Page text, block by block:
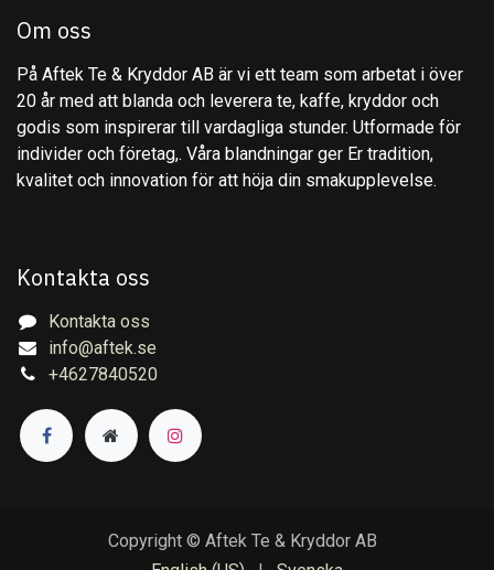
Om oss
På Aftek Te & Kryddor AB är vi ett team som arbetat i över
20 år med att blanda och leverera te, kaffe, kryddor och
godis som inspirerar till vardagliga stunder. Utformade för
individer och företag,. Våra blandningar ger Er tradition,
kvalitet och innovation för att höja din smakupplevelse.
Kontakta oss
Kontakta oss
info@aftek.se
+4627840520
Copyright © Aftek Te & Kryddor AB